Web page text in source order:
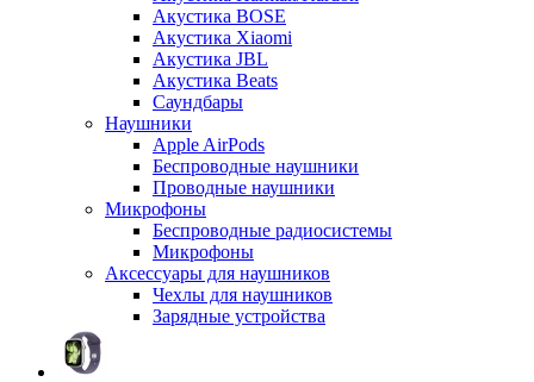
Акустика BOSE
Акустика Xiaomi
Акустика JBL
Акустика Beats
Саундбары
Наушники
Apple AirPods
Беспроводные наушники
Проводные наушники
Микрофоны
Беспроводные радиосистемы
Микрофоны
Аксессуары для наушников
Чехлы для наушников
Зарядные устройства